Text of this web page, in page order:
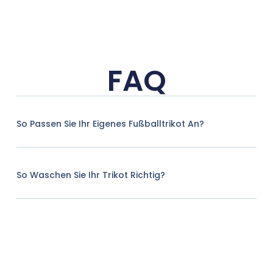
FAQ
So Passen Sie Ihr Eigenes Fußballtrikot An?
So Waschen Sie Ihr Trikot Richtig?